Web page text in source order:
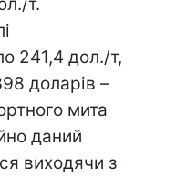
241,4 дол./т,
доларів –
мита
даний
виходячи з